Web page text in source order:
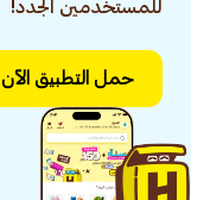
للمستخدمين الجدد!
حمل التطبيق الآن